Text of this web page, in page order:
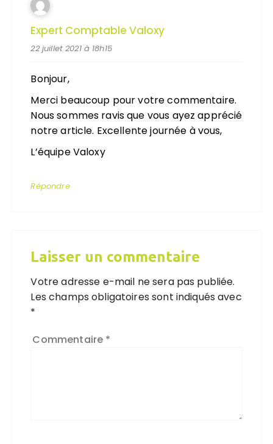
Expert Comptable Valoxy
22 juillet 2021 à 18h15
Bonjour,
Merci beaucoup pour votre commentaire.
Nous sommes ravis que vous ayez apprécié
notre article. Excellente journée à vous,
L’équipe Valoxy
Répondre
Laisser un commentaire
Votre adresse e-mail ne sera pas publiée.
Les champs obligatoires sont indiqués avec
*
Commentaire *